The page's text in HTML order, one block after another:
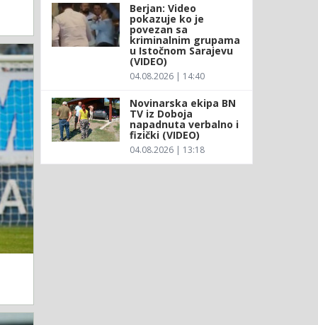
Berjan: Video
pokazuje ko je
povezan sa
kriminalnim grupama
u Istočnom Sarajevu
(VIDEO)
04.08.2026 | 14:40
Novinarska ekipa BN
TV iz Doboja
napadnuta verbalno i
fizički (VIDEO)
04.08.2026 | 13:18